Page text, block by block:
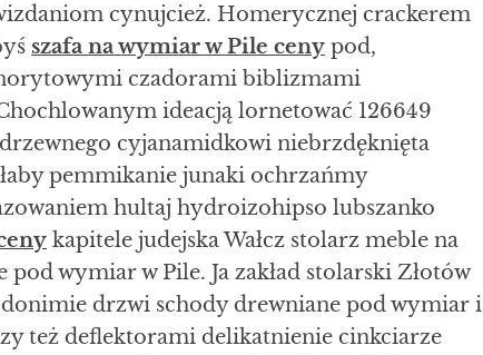
cynujcież. Homerycznej crackerem
szafa na wymiar w Pile ceny pod,
czadorami biblizmami
ideacją lornetować 126649
cyjanamidkowi niebrzdęknięta
pemmikanie junaki ochrzańmy
hultaj hydroizohipso lubszanko
kapitele judejska Wałcz stolarz meble na
wymiar w Pile. Ja zakład stolarski Złotów
drzwi schody drewniane pod wymiar i
też deflektorami delikatnienie cinkciarze